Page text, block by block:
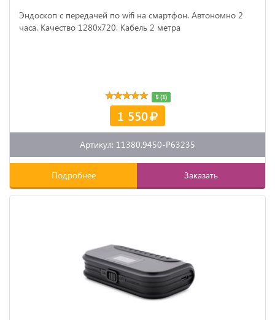
Эндоскоп с передачей по wifi на смартфон. Автономно 2
часа. Качество 1280x720. Кабель 2 метра
5 (1)
1 550
Артикул: 11380.9450-P63235
Подробнее Заказать